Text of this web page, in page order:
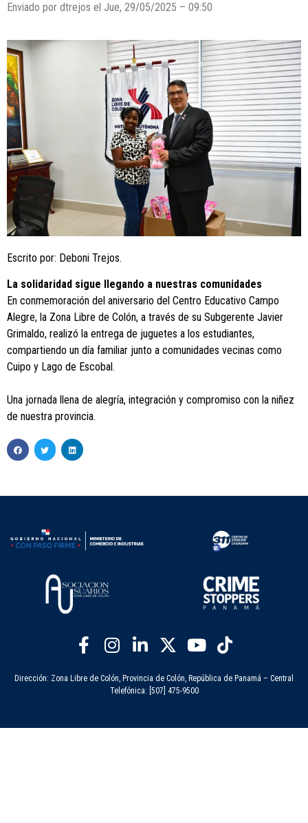
Enviado por dtrejos el Jue, 29/05/2025 – 09:50
Escrito por: Deboni Trejos.
La solidaridad sigue llegando a nuestras comunidades
En conmemoración del aniversario del Centro Educativo Campo
Alegre, la Zona Libre de Colón, a través de su Subgerente Javier
Grimaldo, realizó la entrega de juguetes a los estudiantes,
compartiendo un día familiar junto a comunidades vecinas como
Cuipo y Lago de Escobal.
Una jornada llena de alegría, integración y compromiso con la niñez
de nuestra provincia.
Dirección: Zona Libre de Colón, Provincia de Colón, República de Panamá – Central
Telefónica: [507] 475-9500